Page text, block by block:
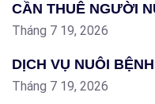
CẦN THUÊ NGƯỜI
Tháng 7 19, 2026
DỊCH VỤ NUÔI
Tháng 7 19, 2026